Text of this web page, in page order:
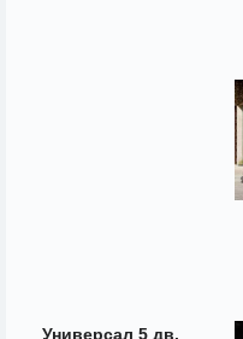
Универсал 5 дв.